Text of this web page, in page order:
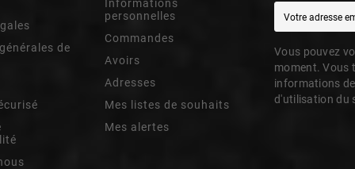
de
Informations
personnelles
Commandes
Avoirs
Adresses
Mes listes de souhaits
Mes alertes
Vous pouvez
moment. Vous
informations
d'utilisation du